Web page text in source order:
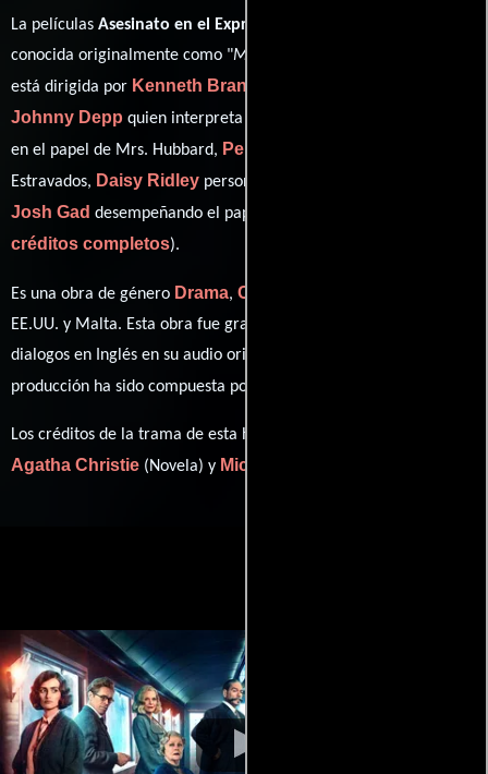
La películas Asesinato en el Expreso de Oriente
conocida originalmente como "Murder on the Orient Express
está dirigida por Kenneth Branagh
Johnny Depp quien interpreta a Ratchett,
en el papel de Mrs. Hubbard, Penélope Cruz
Estravados, Daisy Ridley personificando a Mary Debenham y
Josh Gad desempeñando el papel de Hector MacQueen (
créditos completos).
Es una obra de género Drama, Crimen
EE.UU. y Malta. Esta obra fue grabada originalmente con
dialogos en Inglés en su audio original. La banda sonora para esta
producción ha sido compuesta por
Los créditos de la trama de esta historia están divididos entre
Agatha Christie (Novela) y Michael Green